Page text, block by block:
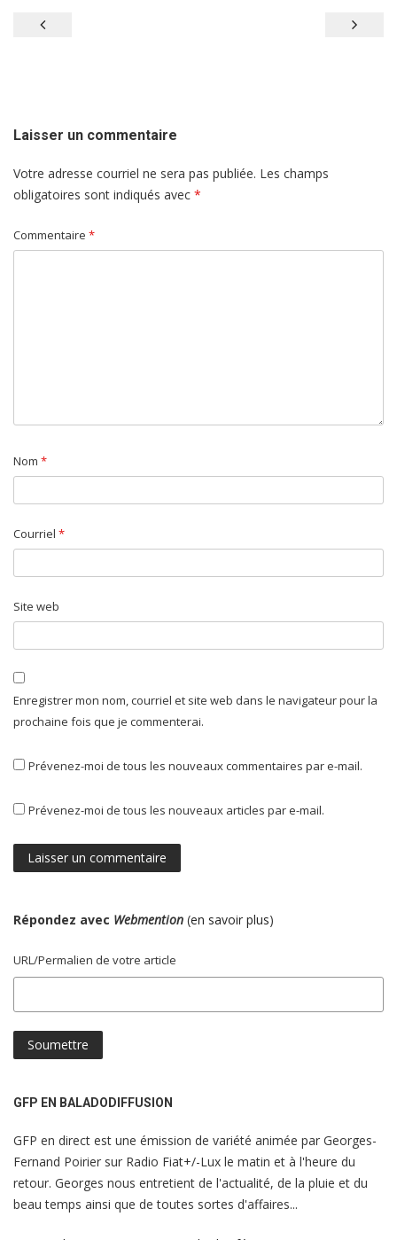
Navigation
Laisser un commentaire
Votre adresse courriel ne sera pas publiée. Les champs
obligatoires sont indiqués avec *
Commentaire *
Nom *
Courriel *
Site web
Enregistrer mon nom, courriel et site web dans le navigateur pour la
prochaine fois que je commenterai.
Prévenez-moi de tous les nouveaux commentaires par e-mail.
Prévenez-moi de tous les nouveaux articles par e-mail.
Répondez avec Webmention (en savoir plus)
URL/Permalien de votre article
GFP EN BALADODIFFUSION
GFP en direct est une émission de variété animée par Georges-
Fernand Poirier sur Radio Fiat+/-Lux le matin et à l'heure du
retour. Georges nous entretient de l'actualité, de la pluie et du
beau temps ainsi que de toutes sortes d'affaires...